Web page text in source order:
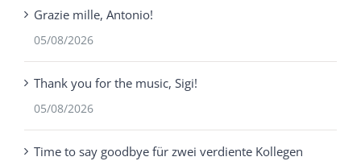
Grazie mille, Antonio!
05/08/2026
Thank you for the music, Sigi!
05/08/2026
Time to say goodbye für zwei verdiente Kollegen